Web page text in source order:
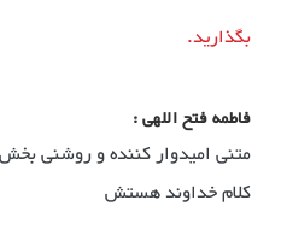
بگذارید.
فاطمه فتح اللهی:
متنی امیدوار کننده و روشنی
کلام خداوند هستش